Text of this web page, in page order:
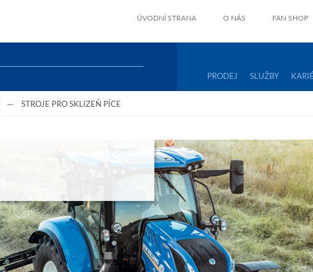
ÚVODNÍ STRANA O NÁS FAN SHOP
PRODEJ SLUŽBY
STROJE PRO SKLIZEŇ PÍCE